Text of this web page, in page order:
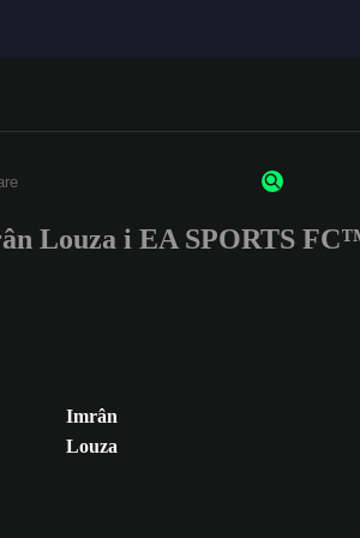
3 tecken eller siffror
Louza i EA SPORTS
Imrân
Louza